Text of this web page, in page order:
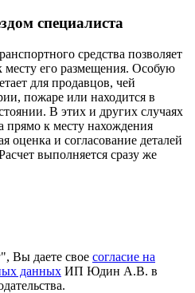
специалиста
средства позволяет
месту его размещения. Особую
для продавцов, чей
пожаре или находится в
В этих и других случаях
к месту нахождения
оценка и согласование деталей
выполняется сразу же
Вы даете свое согласие на
данных ИП Юдин А.В. в